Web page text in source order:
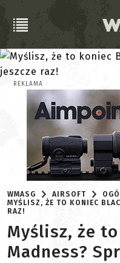
REKLAMA
WMASG AIRSOFT
MYŚLISZ, ŻE TO KONIEC
RAZ!
Myślisz, że
Madness?